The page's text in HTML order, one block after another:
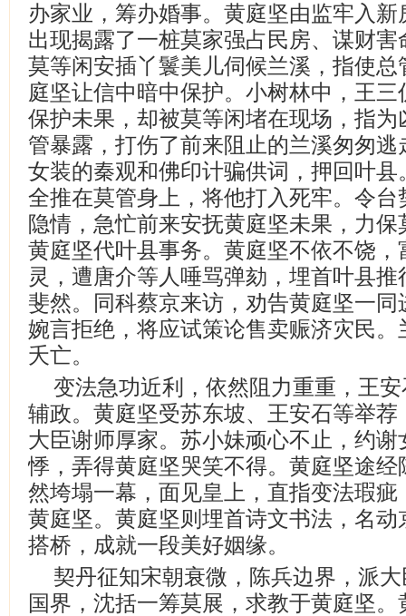
办家业，筹办婚事。黄庭坚由监牢入
出现揭露了一桩莫家强占民房、谋财
莫等闲安插丫鬟美儿伺候兰溪，指使
庭坚让信中暗中保护。小树林中，王
保护未果，却被莫等闲堵在现场，指
管暴露，打伤了前来阻止的兰溪匆匆
女装的秦观和佛印计骗供词，押回叶
全推在莫管身上，将他打入死牢。令
隐情，急忙前来安抚黄庭坚未果，力
黄庭坚代叶县事务。黄庭坚不依不饶
灵，遭唐介等人唾骂弹劾，埋首叶县
斐然。同科蔡京来访，劝告黄庭坚一
婉言拒绝，将应试策论售卖赈济灾民
夭亡。
变法急功近利，依然阻力重重，王
辅政。黄庭坚受苏东坡、王安石等举
大臣谢师厚家。苏小妹顽心不止，约
悸，弄得黄庭坚哭笑不得。黄庭坚途
然垮塌一幕，面见皇上，直指变法瑕
黄庭坚。黄庭坚则埋首诗文书法，名
搭桥，成就一段美好姻缘。
契丹征知宋朝衰微，陈兵边界，派
国界，沈括一筹莫展，求教于黄庭坚